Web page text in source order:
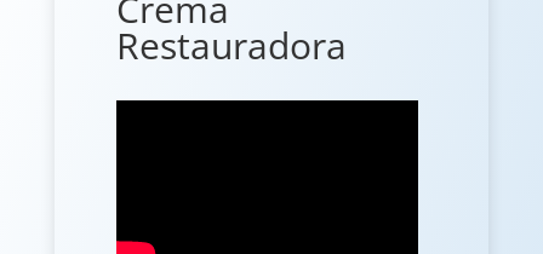
Restauradora